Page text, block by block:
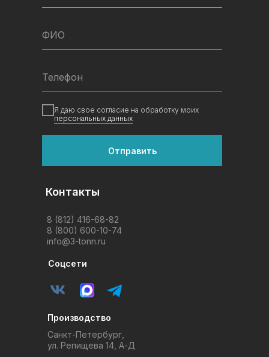
info@3-tonn.ru
8 (800) 600-10-74
8 (812) 416-68-82
Производство
Санкт-Петербург,
ул. Репищева 14, А-Д
Контакты
Соцсети
ФИО
Телефон
Я даю свое согласие на обработку моих
персональных данных
Отправить